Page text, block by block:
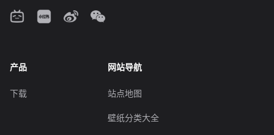
产品
下载
网站导航
站点地图
壁纸分类大全